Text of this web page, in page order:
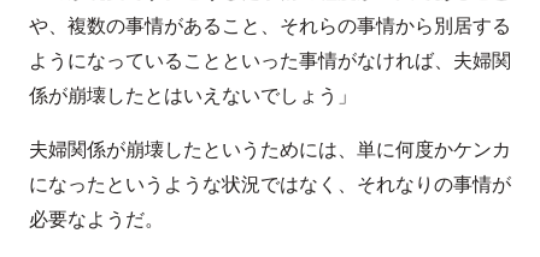
や、複数の事情があること、それらの事情から別居する
ようになっていることといった事情がなければ、夫婦関
係が崩壊したとはいえないでしょう」
夫婦関係が崩壊したというためには、単に何度かケンカ
になったというような状況ではなく、それなりの事情が
必要なようだ。